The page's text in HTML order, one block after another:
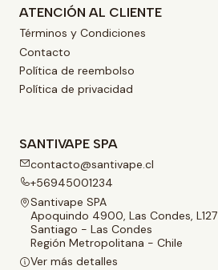
ATENCIÓN AL CLIENTE
Términos y Condiciones
Contacto
Política de reembolso
Política de privacidad
SANTIVAPE SPA
contacto@santivape.cl
+56945001234
Santivape SPA
Apoquindo 4900, Las Condes, L127
Santiago - Las Condes
Región Metropolitana - Chile
Ver más detalles